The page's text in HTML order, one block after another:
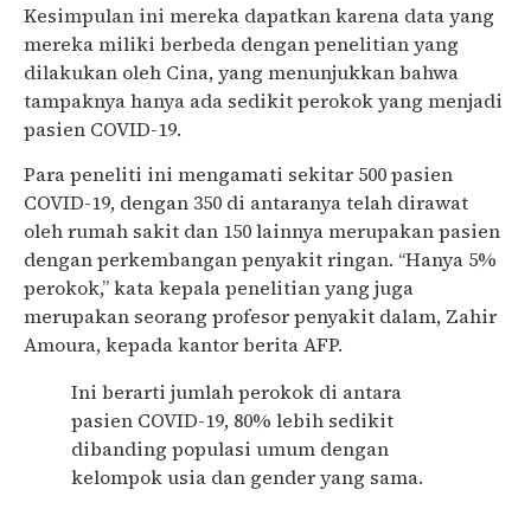
Kesimpulan ini mereka dapatkan karena data yang
mereka miliki berbeda dengan penelitian yang
dilakukan oleh Cina, yang menunjukkan bahwa
tampaknya hanya ada sedikit perokok yang menjadi
pasien COVID-19.
Para peneliti ini mengamati sekitar 500 pasien
COVID-19, dengan 350 di antaranya telah dirawat
oleh rumah sakit dan 150 lainnya merupakan pasien
dengan perkembangan penyakit ringan. “Hanya 5%
perokok,” kata kepala penelitian yang juga
merupakan seorang profesor penyakit dalam, Zahir
Amoura, kepada kantor berita AFP.
Ini berarti jumlah perokok di antara
pasien COVID-19, 80% lebih sedikit
dibanding populasi umum dengan
kelompok usia dan gender yang sama.